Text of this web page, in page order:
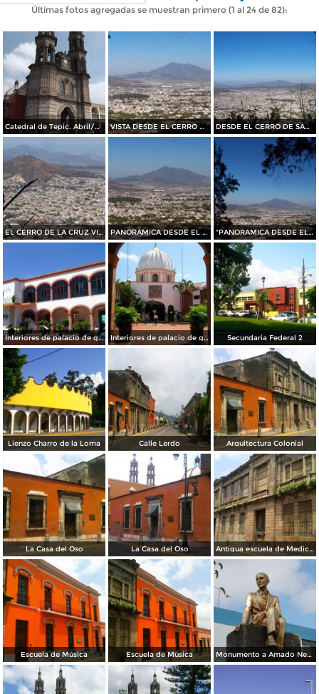
Últimas fotos agregadas se muestran primero (1 al 24 de 82):
Catedral de Tepic. Abril/2015 VISTA DESDE EL CERRO DE SAN JUAN DESDE EL CERRO DE SAN JUAN
EL CERRO DE LA CRUZ VISTO DESDE EL CERRO DE SAN JUAN PANORAMICA DESDE EL CERRO DE SAN JUAN "PANORAMICA DESDE EL CERRO DE SAN JUAN"
Interiores de palacio de gobierno Interiores de palacio de gobierno Secundaria Federal 2
Lienzo Charro de la Loma Calle Lerdo Arquitectura Colonial
La Casa del Oso La Casa del Oso Antigua escuela de Medicina
Escuela de Música Escuela de Música Monumento a Amado Nervo